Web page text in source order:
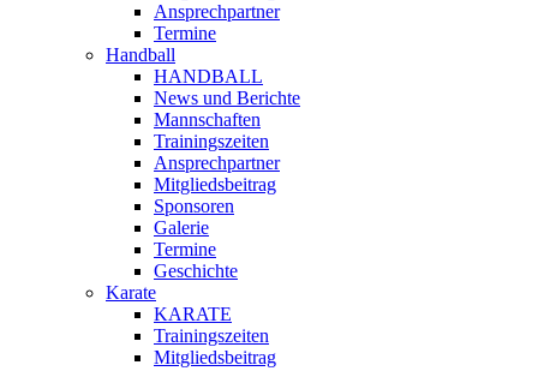
Ansprechpartner
Termine
Handball
HANDBALL
News und Berichte
Mannschaften
Trainingszeiten
Ansprechpartner
Mitgliedsbeitrag
Sponsoren
Galerie
Termine
Geschichte
Karate
KARATE
Trainingszeiten
Mitgliedsbeitrag